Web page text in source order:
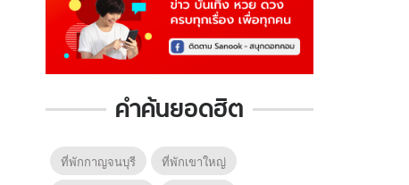
คำค้นยอดฮิต
ที่พักกาญจนบุรี
ที่พักเขาใหญ่